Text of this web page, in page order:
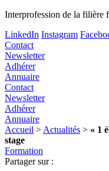
Interprofession de la filière
LinkedIn Instagram
Contact
Newsletter
Adhérer
Annuaire
Contact
Newsletter
Adhérer
Annuaire
Accueil > Actualités > « 1
stage
Formation
Partager sur :